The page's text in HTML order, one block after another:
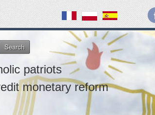
Search
patriots
monetary reform